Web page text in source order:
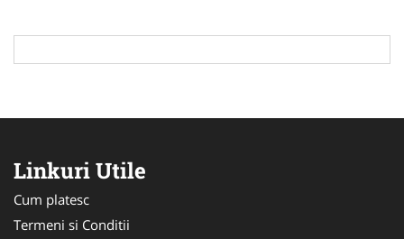
Linkuri Utile
Cum platesc
Termeni si Conditii